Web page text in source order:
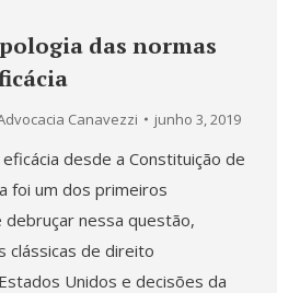
das normas
Canavezzi junho 3, 2019
desde a Constituição de
foi um dos primeiros
nessa questão,
clássicas de direito
Unidos e decisões da